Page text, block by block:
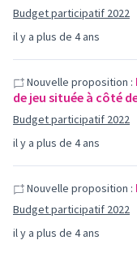
il y a plus de 4 ans
Budget participatif 2022
il y a plus de 4 ans
Nouvelle proposition :
de jeu située à côté
Budget participatif 2022
il y a plus de 4 ans
Nouvelle proposition :
Budget participatif 2022